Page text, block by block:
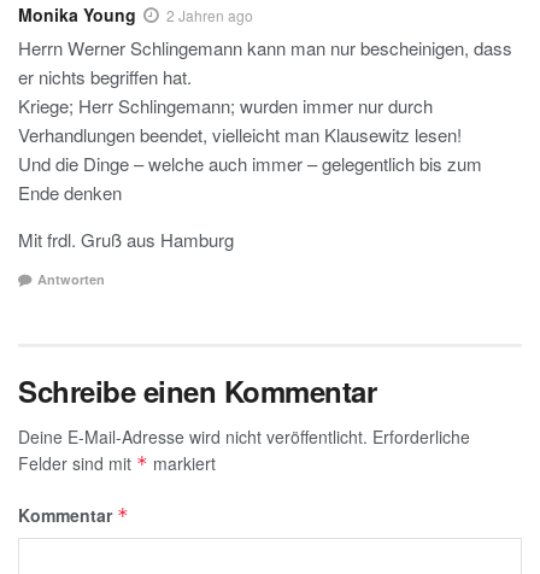
Monika Young 2 Jahren ago
Herrn Werner Schlingemann kann man nur bescheinigen, dass
er nichts begriffen hat.
Kriege; Herr Schlingemann; wurden immer nur durch
Verhandlungen beendet, vielleicht man Klausewitz lesen!
Und die Dinge – welche auch immer – gelegentlich bis zum
Ende denken
Mit frdl. Gruß aus Hamburg
Antworten
Schreibe einen Kommentar
Deine E-Mail-Adresse wird nicht veröffentlicht. Erforderliche
Felder sind mit * markiert
Kommentar *